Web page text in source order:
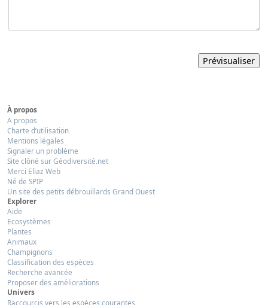
À propos
A propos
Charte d’utilisation
Mentions légales
Signaler un problème
Site clôné sur Géodiversité.net
Merci Eliaz Web
Né de SPIP
Un site des petits débrouillards Grand Ouest
Explorer
Aide
Ecosystèmes
Plantes
Animaux
Champignons
Classification des espèces
Recherche avancée
Proposer des améliorations
Univers
Raccourcis vers les espèces courantes